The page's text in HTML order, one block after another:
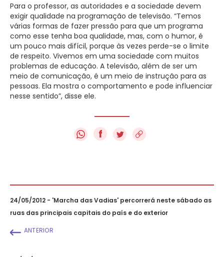
Para o professor, as autoridades e a sociedade devem
exigir qualidade na programação de televisão. “Temos
várias formas de fazer pressão para que um programa
como esse tenha boa qualidade, mas, com o humor, é
um pouco mais difícil, porque às vezes perde-se o limite
de respeito. Vivemos em uma sociedade com muitos
problemas de educação. A televisão, além de ser um
meio de comunicação, é um meio de instrução para as
pessoas. Ela mostra o comportamento e pode influenciar
nesse sentido”, disse ele.
f
24/05/2012 - 'Marcha das Vadias' percorrerá neste sábado as
ruas das principais capitais do país e do exterior
ANTERIOR